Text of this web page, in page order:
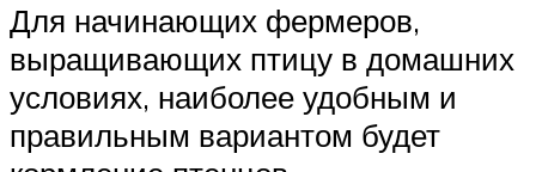
Для начинающих фермеров,
выращивающих птицу в домашних
условиях, наиболее удобным и
правильным вариантом будет